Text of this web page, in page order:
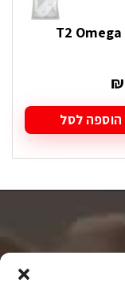
₪
הוספה לסל